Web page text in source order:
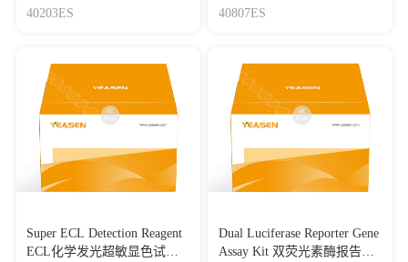
40203ES
40807ES
Super ECL Detection Reagent
ECL化学发光超敏显色试剂
Dual Luciferase Reporter Gene
Assay Kit 双荧光素酶报告基